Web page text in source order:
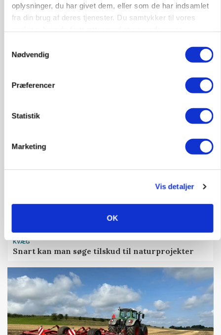
oplysninger, du har givet dem, eller som de har indsamlet
fra din brug af deres tjenester. Du samtykker til vores
Nødvendig
Præferencer
Statistik
Marketing
Vis detaljer
OK
gødskningslov
Folketinget behandler ny gødskningslov: Sådan
KVÆG
Snart kan man søge tilskud til naturprojekter